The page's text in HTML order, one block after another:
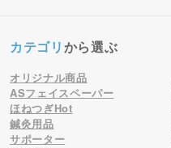
カテゴリから選ぶ
オリジナル商品
ASフェイスペーパー
ほねつぎHot
鍼灸用品
サポーター